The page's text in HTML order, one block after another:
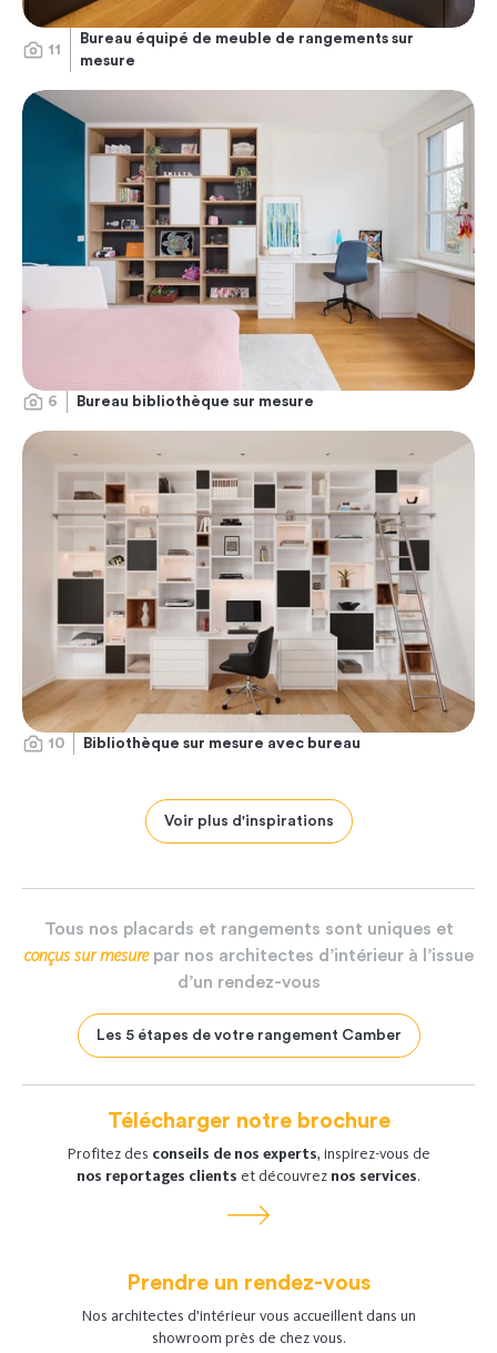
11
Bureau équipé de meuble de rangements sur
mesure
6 Bureau bibliothèque sur mesure
10 Bibliothèque sur mesure avec bureau
Voir plus d'inspirations
Tous nos placards et rangements sont uniques et
conçus sur mesure par nos architectes d’intérieur à
l’issue
d’un rendez-vous
Les 5 étapes de votre rangement Camber
Télécharger notre brochure
Profitez des conseils de nos experts, inspirez-vous de
nos reportages clients et découvrez nos services.
Prendre un rendez-vous
Nos architectes d'intérieur vous accueillent dans un
showroom près de chez vous.